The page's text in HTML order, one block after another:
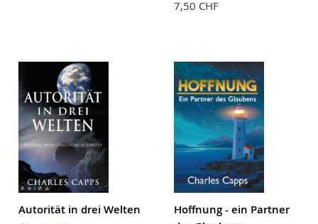
7,50 CHF
Autorität in drei Welten
Hoffnung - ein Partner